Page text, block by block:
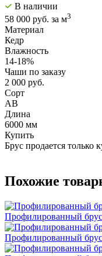
В наличии
58 000 руб. за м3
Материал
Кедр
Влажность
14-18%
Чаши по заказу
2 000 руб.
Сорт
AB
Длина
6000 мм
Купить
Брус продается только
Похожие
Профилированный
Профилированный